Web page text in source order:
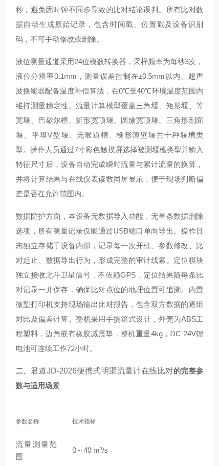
秒，避免因时钟不同步导致的比对结论误判。所有比对数
据自动生成原始记录，包含时间戳、位置戳及设备识别
码，不可手动修改或删除。
液位测量通道采用24位模数转换器，采样频率为每秒3次，
液位分辨率0.1mm，测量误差控制在±0.5mm以内。超声
波换能器配备温度补偿算法，在0℃至40℃环境温度范围内
维持测量稳定性。流量计算模型覆盖三角堰、矩形堰、等
宽堰、巴歇尔槽、矩形宽顶堰、圆缘宽顶堰、三角形剖面
堰、平坦V型堰、无喉道槽、梯形薄壁堰共十种堰槽类
型。操作人员通过7寸彩色触摸屏选择被测堰槽类型并输入
特征尺寸后，设备自动完成瞬时流量与累计流量的换算，
并将计算结果与在线仪表读数同屏显示，便于现场判断偏
差是否在允许范围内。
数据防护方面，本设备无数据导入功能，无单条数据删除
选项，所有测量记录仅能通过USB端口单向导出。操作日
志独立存储于设备内部，记录每一次开机、参数修改、比
对起止、数据导出行为，形成完整的审计线索。定位模块
独立接收北斗卫星信号，不依赖GPS，定位结果随每条比
对记录一并保存，确保比对点位的地理位置可追溯。内置
微型打印机支持现场输出比对报告，包含双方数据的逐组
对比及偏差计算。整机采用手提箱式设计，外壳为ABS工
程塑料，边角嵌有橡胶减震垫，整机重量4kg，DC 24V锂
电池可连续工作72小时。
二、 君道JD-2026便携式明渠流量计在线比对的完整参
数与适用场景
参数名称 技术指标
流量测量范
围
0～40 m³/s